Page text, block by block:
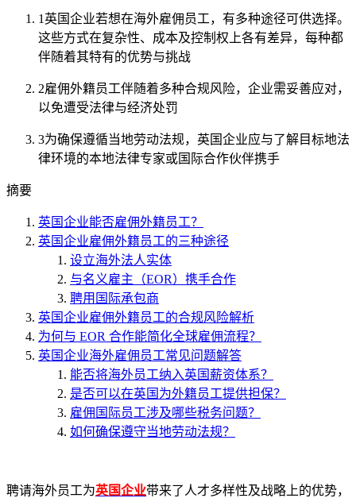
1 英国企业若想在海外雇佣员工，有多种途径可供选择。
这些方式在复杂性、成本及控制权上各有差异，每种都
伴随着其特有的优势与挑战
2雇佣外籍员工伴随着多种合规风险，企业需妥善应对，
以免遭受法律与经济处罚
3为确保遵循当地劳动法规，英国企业应与了解目标地法
律环境的本地法律专家或国际合作伙伴携手
摘要
英国企业能否雇佣外籍员工？
英国企业雇佣外籍员工的三种途径
设立海外法人实体
与名义雇主（EOR）携手合作
聘用国际承包商
英国企业雇佣外籍员工的合规风险解析
为何与 EOR 合作能简化全球雇佣流程？
英国企业海外雇佣员工常见问题解答
能否将海外员工纳入英国薪资体系？
是否可以在英国为外籍员工提供担保？
雇佣国际员工涉及哪些税务问题？
如何确保遵守当地劳动法规？
聘请海外员工为英国企业带来了人才多样性及战略上的优势，